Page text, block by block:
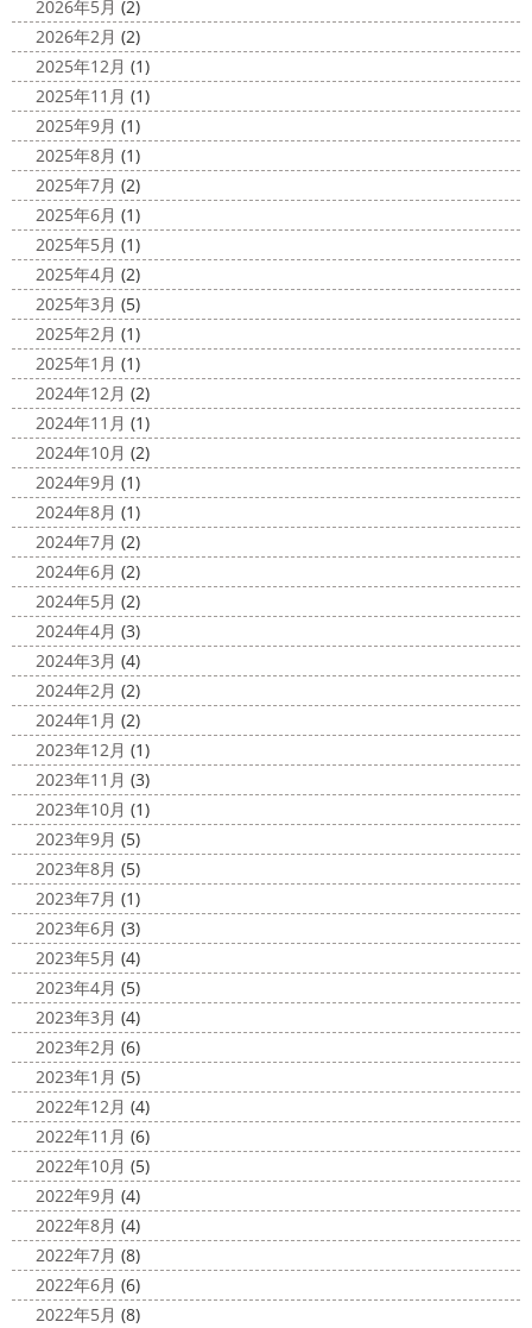
に行ってきました
腰まで頑張って伸ばした髪の毛をバッ
サリ切りたいとの事だったで数年ぶりの美容院に
30セン
チほど切る ...
は真冬の寒さとなりましたがいかがお過ごしですか？
先
日は都内の夜桜を観に行きました
例年よりも大分寒いお
花見になりましたがとても綺麗でした(*^_^*)
帰りは人気
のハン ...
みなさんこんにちは(^O^)
が、みなさんはいかがお過ごしですか？
笑 先日、池袋の
サンシャイン水族館に行きました
外国人の方が多く、
館内はとても賑わっていました
ここの大きな水槽にはサ
...
今日は高圧洗浄が何故必要かについて説明させていただき
ます
塗装工事をお考えのお客様は長くなりますが、ぜ
ひ読んでみてくださいね
外壁や屋根の表面に塗装してで
きた塗膜は、毎日屋外で紫外線、雨風、排気ガスなどにさ
らされて ...
カ陽気になり過ごしやすくなりましたね
お知らせをさせていただきます
先日、弊社が日本ペイン
ト神奈川営業所様より優良施工会社として表彰されました
このよ ...
Bali
＊湘南の外壁塗装専門店＊
こんにちは!! 今日はバリショットを少しだ
け
南国 ウルワツ
海パンで海に入
れるって最高ですね
だまだ普通にバリに行く事は難しいですが、早く自由に海
外に行けるようになりますように…
2020/11/26
海散歩
＊湘南の外壁塗装専門店＊
こんにちわ☼ 最近はグッと気温が下がり
寒くなりましたね
気づけば今年も後一
か月ちょっと(´ﾟдﾟ｀) 早い早い
ロナが危険な感じになってきたので、海にはたくさんの人
が来てました！！ でも、海なら ...
2020/11/19
海に行きたい…！！！＊湘南の外壁
塗装専門店＊
最近は暖かくて過ごしやすいお天気です
ね
弊社ライダーの脇祐史君はバリ島に行きました!! 私も
行きたいーーーーー!!! 写真が送られてきたら、またアップ
していきますね
ット
2020/11/12
朝活
＊湘南の外壁塗装専門店＊
小倉氏サーフィンにはまり中
今回は浩
さんも一緒に
３人で出発
波は小さい
けどお天気良くて気持ち～
まずは陸でのイメトレ 入水～
小倉氏ライド
で、すぐ立ててました
2020/11/10
HAPPY HALLOWEEN
＊湘南の
外壁塗装専門店＊
ちょっとご無沙汰してる間にもう11月も
10日が過ぎようとしていますね
2020年もあっとゆう間
に終わってしまう～
今年はコロナの影響で色々なイベン
トもなくなり淋しいですね… ですが、先日ブログでもお伝
えしたマービスタ ...
2020/11/02
ウェット完成
＊湘南の外壁塗装専
門店＊
こんにちは!! 今週も１週間始まりました
が、明日は祝日です
今日も１日頑張りましょう
さて
さて、先日のブログで書いた、小倉氏のオーダーしたウェ
ットが完成しました
ゃんも一緒にパチリ
2026年5月 (2)
2026年2月 (2)
2025年12月 (1)
2025年11月 (1)
2025年9月 (1)
2025年8月 (1)
2025年7月 (2)
2025年6月 (1)
2025年5月 (1)
2025年4月 (2)
2025年3月 (5)
2025年2月 (1)
2025年1月 (1)
2024年12月 (2)
2024年11月 (1)
2024年10月 (2)
2024年9月 (1)
2024年8月 (1)
2024年7月 (2)
2024年6月 (2)
2024年5月 (2)
2024年4月 (3)
2024年3月 (4)
2024年2月 (2)
2024年1月 (2)
2023年12月 (1)
2023年11月 (3)
2023年10月 (1)
2023年9月 (5)
2023年8月 (5)
2023年7月 (1)
2023年6月 (3)
2023年5月 (4)
2023年4月 (5)
2023年3月 (4)
2023年2月 (6)
2023年1月 (5)
2022年12月 (4)
2022年11月 (6)
2022年10月 (5)
2022年9月 (4)
2022年8月 (4)
2022年7月 (8)
2022年6月 (6)
2022年5月 (8)